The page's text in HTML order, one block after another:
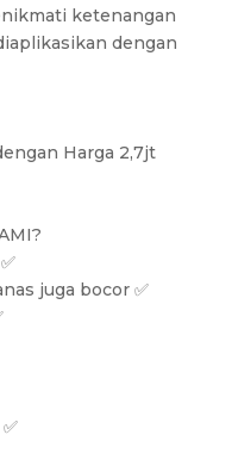
ketenangan
dengan
Harga 2,7jt
juga bocor ✅